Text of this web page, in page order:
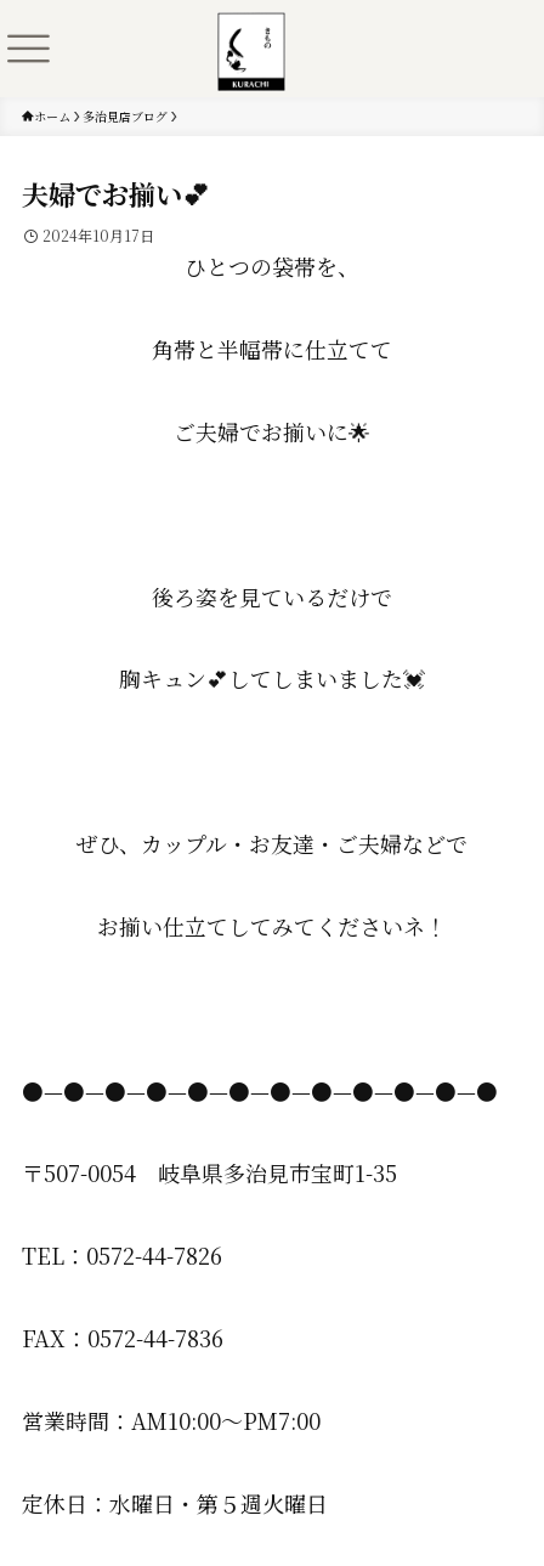
ホーム 多治見店ブログ
夫婦でお揃い💕
2024年10月17日
ひとつの袋帯を、
角帯と半幅帯に仕立てて
ご夫婦でお揃いに🌟
後ろ姿を見ているだけで
胸キュン💕してしまいました💓
ぜひ、カップル・お友達・ご夫婦などで
お揃い仕立てしてみてくださいネ！
●—●—●—●—●—●—●—●—●—●—●—●
〒507-0054 岐阜県多治見市宝町1-35
TEL：0572-44-7826
FAX：0572-44-7836
営業時間：AM10:00〜PM7:00
定休日：水曜日・第５週火曜日